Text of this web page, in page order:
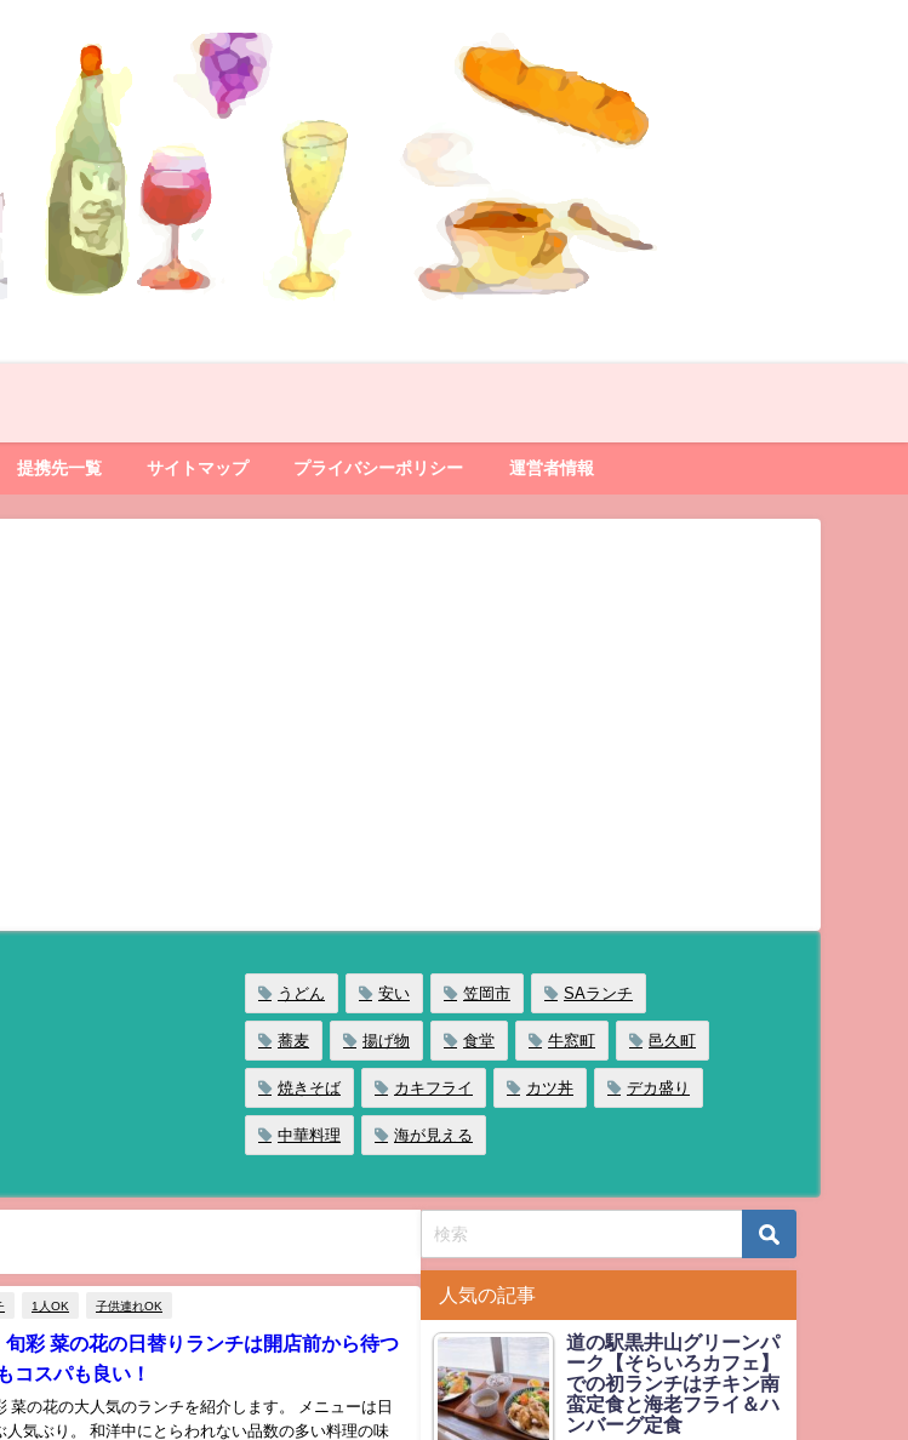
提携先一覧 サイトマップ プライバシーポリシー 運営者情報
うどん 安い 笠岡市 SAランチ
蕎麦 揚げ物 食堂 牛窓町 邑久町
焼きそば カキフライ カツ丼 デカ盛り
中華料理 海が見える
1人OK 子供連れOK
彩 菜の花の日替りランチは開店前から待つ
コスパも良い！
菜の花の大人気のランチを紹介します。 メニューは日
気ぶり。 和洋中にとらわれない品数の多い料理の味
人気の記事
道の駅黒井山グリーンパ
ーク【そらいろカフェ】
での初ランチはチキン南
蛮定食と海老フライ＆ハ
ンバーグ定食